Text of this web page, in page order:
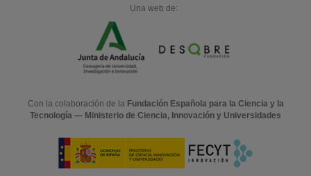
Una web de:
Con la colaboración de la Fundación Española para la Ciencia y la
Tecnología — Ministerio de Ciencia, Innovación y Universidades